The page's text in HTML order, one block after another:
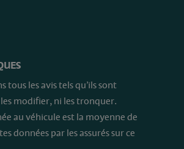
tous les avis tels qu’ils sont
les modifier, ni les tronquer.
au véhicule est la moyenne de
données par les assurés sur ce